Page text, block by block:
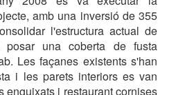
amb una inversió de 355
l'estructura actual de
una coberta de fusta
Les façanes existents s'han
i les parets interiors es van
enguixats i restaurant cornises